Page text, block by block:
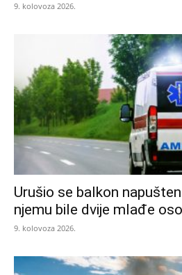
9. kolovoza 2026.
Urušio se balkon
njemu bile dvije mlađe
9. kolovoza 2026.